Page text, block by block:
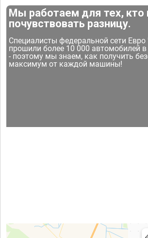
Мы работаем для тех,
почувствовать разницу.
Специалисты федеральной сети
прошили более 10 000 автомобилей
- поэтому мы знаем, как получить
максимум от каждой машины!